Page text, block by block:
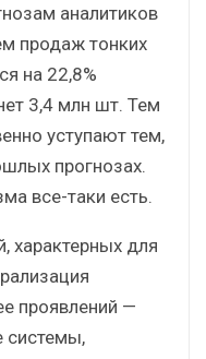
аналитиков
продаж тонких
на 22,8%
3,4 млн шт. Тем
уступают тем,
прогнозах.
все-таки есть.
характерных для
проявлений —
системы,